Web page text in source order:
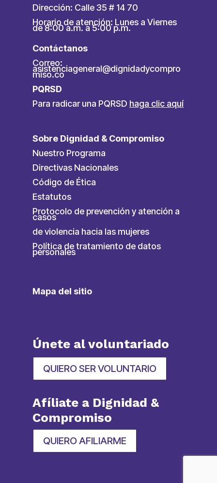
Dirección: Calle 35 # 14 70
Horario de atención: Lunes a Viernes
de 8:00 a.m. a 5:00 p.m.
Contáctanos
Correo:
asistenciageneral@dignidadycompro
miso.co
PQRSD
Para radicar una PQRSD haga clic aquí
Sobre Dignidad & Compromiso
Nuestro Programa
Directivas Nacionales
Código de Ética
Estatutos
Protocolo de prevención y atención a
casos
de violencia hacia las mujeres
Política de tratamiento de datos
personales
Mapa del sitio
Únete al voluntariado
QUIERO SER VOLUNTARIO
Afíliate a Dignidad &
Compromiso
QUIERO AFILIARME